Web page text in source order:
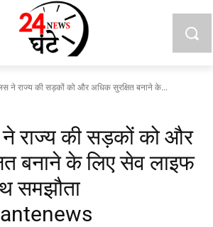
ने राज्य की सड़कों को और अधिक सुरक्षित बनाने के...
राज्य की सड़कों को और
बनाने के लिए सेव लाइफ
समझौता